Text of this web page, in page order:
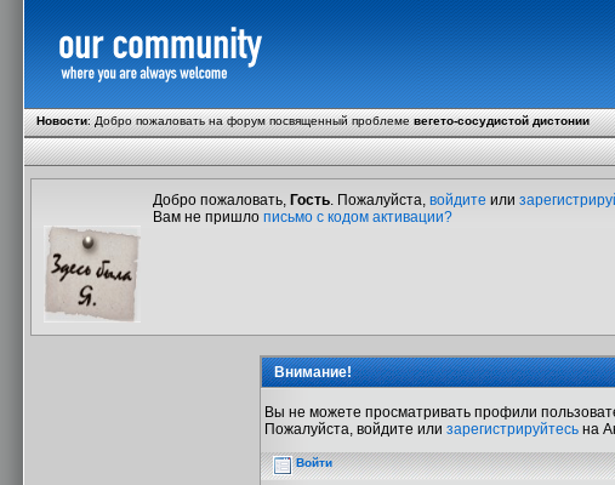
Новости:Добро пожаловать на форум посвященный проблемевегето-сосудистой дистонии
Добро пожаловать, Гость. Пожалуйста, войдите или
Вам не пришло письмо с кодом активации?
Внимание!
Вы не можете просматривать профили
Пожалуйста, войдите или зарегистрируйтесь на
Войти